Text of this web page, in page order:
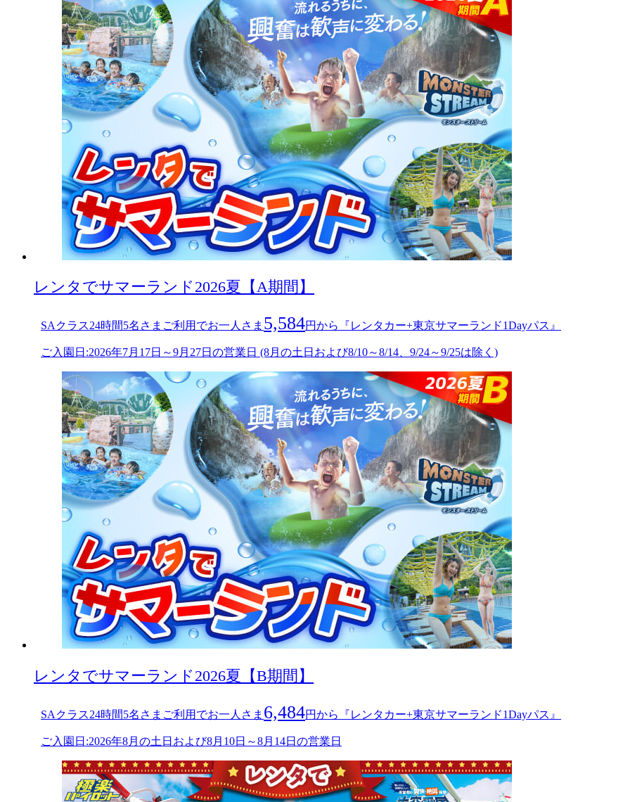
レンタでサマーランド2026夏【A期間】
SAクラス24時間5名さまご利用でお一人さま 5,584円から『レンタカー+東京サマーランド1Dayパス』
ご入園日:2026年7月17日～9月27日の営業日 (8月の土日および8/10～8/14、9/24～9/25は除く)
レンタでサマーランド2026夏【B期間】
SAクラス24時間5名さまご利用でお一人さま 6,484円から『レンタカー+東京サマーランド1Dayパス』
ご入園日:2026年8月の土日および8月10日～8月14日の営業日